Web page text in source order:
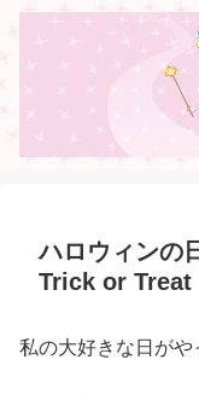
ハロウィンの
Trick or Treat
私の大好きな日がや